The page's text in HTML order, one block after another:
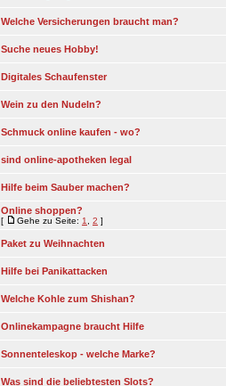
Welche Versicherungen braucht man?
Suche neues Hobby!
Digitales Schaufenster
Wein zu den Nudeln?
Schmuck online kaufen - wo?
sind online-apotheken legal
Hilfe beim Sauber machen?
Online shoppen?
[ Gehe zu Seite: 1 2 ]
Paket zu Weihnachten
Hilfe bei Panikattacken
Welche Kohle zum Shishan?
Onlinekampagne braucht Hilfe
Sonnenteleskop - welche Marke?
Was sind die beliebtesten Slots?